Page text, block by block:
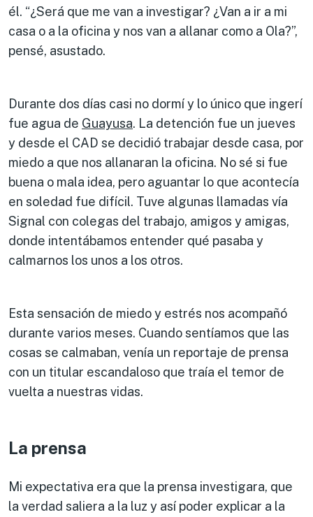
él. “¿Será que me van a investigar? ¿Van a ir a mi
casa o a la oficina y nos van a allanar como a Ola?”,
pensé, asustado.
Durante dos días casi no dormí y lo único que ingerí
fue agua de Guayusa. La detención fue un jueves
y desde el CAD se decidió trabajar desde casa, por
miedo a que nos allanaran la oficina. No sé si fue
buena o mala idea, pero aguantar lo que acontecía
en soledad fue difícil. Tuve algunas llamadas vía
Signal con colegas del trabajo, amigos y amigas,
donde intentábamos entender qué pasaba y
calmarnos los unos a los otros.
Esta sensación de miedo y estrés nos acompañó
durante varios meses. Cuando sentíamos que las
cosas se calmaban, venía un reportaje de prensa
con un titular escandaloso que traía el temor de
vuelta a nuestras vidas.
La prensa
Mi expectativa era que la prensa investigara, que
la verdad saliera a la luz y así poder explicar a la